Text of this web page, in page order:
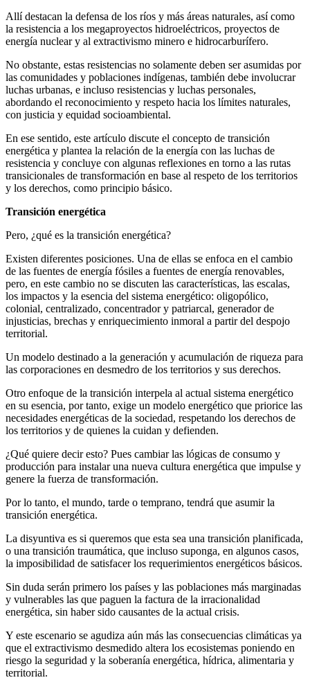
Allí destacan la defensa de los ríos y más áreas naturales, así como
la resistencia a los megaproyectos hidroeléctricos, proyectos de
energía nuclear y al extractivismo minero e hidrocarburífero.
No obstante, estas resistencias no solamente deben ser asumidas por
las comunidades y poblaciones indígenas, también debe involucrar
luchas urbanas, e incluso resistencias y luchas personales,
abordando el reconocimiento y respeto hacia los límites naturales,
con justicia y equidad socioambiental.
En ese sentido, este artículo discute el concepto de transición
energética y plantea la relación de la energía con las luchas de
resistencia y concluye con algunas reflexiones en torno a las rutas
transicionales de transformación en base al respeto de los territorios
y los derechos, como principio básico.
Transición energética
Pero, ¿qué es la transición energética?
Existen diferentes posiciones. Una de ellas se enfoca en el cambio
de las fuentes de energía fósiles a fuentes de energía renovables,
pero, en este cambio no se discuten las características, las escalas,
los impactos y la esencia del sistema energético: oligopólico,
colonial, centralizado, concentrador y patriarcal, generador de
injusticias, brechas y enriquecimiento inmoral a partir del despojo
territorial.
Un modelo destinado a la generación y acumulación de riqueza para
las corporaciones en desmedro de los territorios y sus derechos.
Otro enfoque de la transición interpela al actual sistema energético
en su esencia, por tanto, exige un modelo energético que priorice las
necesidades energéticas de la sociedad, respetando los derechos de
los territorios y de quienes la cuidan y defienden.
¿Qué quiere decir esto? Pues cambiar las lógicas de consumo y
producción para instalar una nueva cultura energética que impulse y
genere la fuerza de transformación.
Por lo tanto, el mundo, tarde o temprano, tendrá que asumir la
transición energética.
La disyuntiva es si queremos que esta sea una transición planificada,
o una transición traumática, que incluso suponga, en algunos casos,
la imposibilidad de satisfacer los requerimientos energéticos básicos.
Sin duda serán primero los países y las poblaciones más marginadas
y vulnerables las que paguen la factura de la irracionalidad
energética, sin haber sido causantes de la actual crisis.
Y este escenario se agudiza aún más las consecuencias climáticas ya
que el extractivismo desmedido altera los ecosistemas poniendo en
riesgo la seguridad y la soberanía energética, hídrica, alimentaria y
territorial.